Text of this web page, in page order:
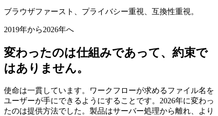
ブラウザファースト、プライバシー重視、互換性重視。
2019年から2026年へ
変わったのは仕組みであって、約束で
はありません。
使命は一貫しています。ワークフローが求めるファイル名を
ユーザーが手にできるようにすることです。2026年に変わっ
たのは提供方法でした。製品はサーバー処理から離れ、より